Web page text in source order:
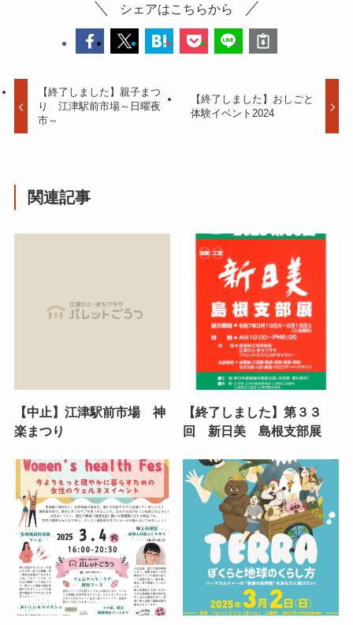
シェアはこちらから
【終了しました】親子まつ
り 江津駅前市場～日曜夜
市～
【終了しました】おしごと
体験イベント2024
関連記事
【中止】江津駅前市場 神
楽まつり
【終了しました】第３３
回 新日美 島根支部展